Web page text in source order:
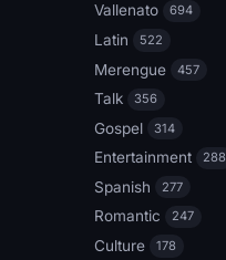
Vallenato 694
Latin 522
Merengue 457
Talk 356
Gospel 314
Entertainment 288
Spanish 277
Romantic 247
Culture 178